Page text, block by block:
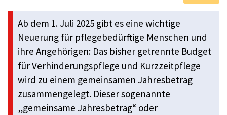
Ab dem 1. Juli 2025 gibt es eine wichtige
Neuerung für pflegebedürftige Menschen und
ihre Angehörigen: Das bisher getrennte Budget
für Verhinderungspflege und Kurzzeitpflege
wird zu einem gemeinsamen Jahresbetrag
zusammengelegt. Dieser sogenannte
„gemeinsame Jahresbetrag“ oder